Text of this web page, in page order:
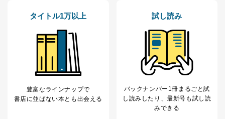
タイトル1万以上
豊富なラインナップで
書店に並ばない本とも出会える
試し読み
バックナンバー1冊まるごと試
し読み したり、最新号も試し読
みできる